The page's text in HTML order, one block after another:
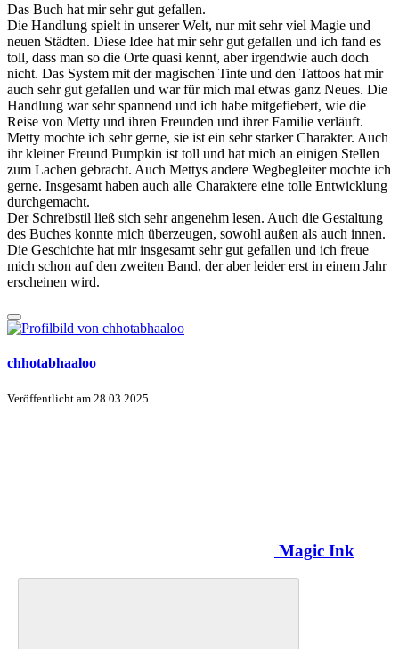
Das Buch hat mir sehr gut gefallen.
Die Handlung spielt in unserer Welt, nur mit sehr viel Magie und
neuen Städten. Diese Idee hat mir sehr gut gefallen und ich fand es
toll, dass man so die Orte quasi kennt, aber irgendwie auch doch
nicht. Das System mit der magischen Tinte und den Tattoos hat mir
auch sehr gut gefallen und war für mich mal etwas ganz Neues. Die
Handlung war sehr spannend und ich habe mitgefiebert, wie die
Reise von Metty und ihren Freunden und ihrer Familie verläuft.
Metty mochte ich sehr gerne, sie ist ein sehr starker Charakter. Auch
ihr kleiner Freund Pumpkin ist toll und hat mich an einigen Stellen
zum Lachen gebracht. Auch Mettys andere Wegbegleiter mochte ich
gerne. Insgesamt haben auch alle Charaktere eine tolle Entwicklung
durchgemacht.
Der Schreibstil ließ sich sehr angenehm lesen. Auch die Gestaltung
des Buches konnte mich überzeugen, sowohl außen als auch innen.
Die Geschichte hat mir insgesamt sehr gut gefallen und ich freue
mich schon auf den zweiten Band, der aber leider erst in einem Jahr
erscheinen wird.
chhotabhaaloo
Veröffentlicht am 28.03.2025
Magic Ink